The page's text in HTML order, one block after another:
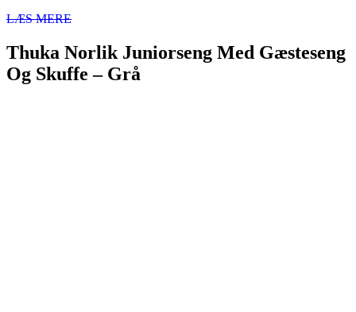
LÆS MERE
Thuka Norlik Juniorseng Med Gæsteseng
Og Skuffe – Grå